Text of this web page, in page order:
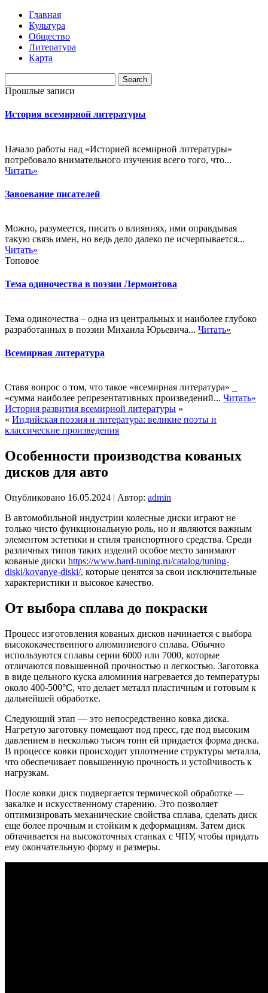
Главная
Культура
Общество
Литература
Карта
Прошлые записи
История всемирной литературы
Начало работы над «Историей всемирной литературы»
потребовало внимательного изучения всего того, что...
Читать»
Завоевание писателей
Можно, разумеется, писать о влияниях, ими оправдывая
такую связь имен, но ведь дело далеко пе исчерпывается...
Читать»
Топовое
Тема одиночества в поэзии Лермонтова
Тема одиночества – одна из центральных и наиболее глубоко
разработанных в поэзии Михаила Юрьевича... Читать»
Всемирная литература
Ставя вопрос о том, что такое «всемирная литература» _
«сумма наиболее репрезентативных произведений... Читать»
История развития всемирной литературы »
« Индийская поэзия и литература: великие поэты и
классические произведения
Особенности производства кованых
дисков для авто
Опубликовано 16.05.2024 | Автор: admin
В автомобильной индустрии колесные диски играют не
только чисто функциональную роль, но и являются важным
элементом эстетики и стиля транспортного средства. Среди
различных типов таких изделий особое место занимают
кованые диски https://www.hard-tuning.ru/catalog/tuning-
diski/kovanye-diski/, которые ценятся за свои исключительные
характеристики и высокое качество.
От выбора сплава до покраски
Процесс изготовления кованых дисков начинается с выбора
высококачественного алюминиевого сплава. Обычно
используются сплавы серии 6000 или 7000, которые
отличаются повышенной прочностью и легкостью. Заготовка
в виде цельного куска алюминия нагревается до температуры
около 400-500°C, что делает металл пластичным и готовым к
дальнейшей обработке.
Следующий этап — это непосредственно ковка диска.
Нагретую заготовку помещают под пресс, где под высоким
давлением в несколько тысяч тонн ей придается форма диска.
В процессе ковки происходит уплотнение структуры металла,
что обеспечивает повышенную прочность и устойчивость к
нагрузкам.
После ковки диск подвергается термической обработке —
закалке и искусственному старению. Это позволяет
оптимизировать механические свойства сплава, сделать диск
еще более прочным и стойким к деформациям. Затем диск
обтачивается на высокоточных станках с ЧПУ, чтобы придать
ему окончательную форму и размеры.